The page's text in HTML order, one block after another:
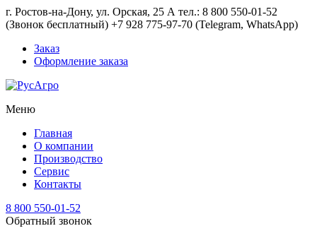
г. Ростов-на-Дону, ул. Орская, 25 А тел.: 8 800 550-01-52
(Звонок бесплатный) +7 928 775-97-70 (Telegram, WhatsApp)
Заказ
Оформление заказа
Меню
Главная
О компании
Производство
Сервис
Контакты
8 800 550-01-52
Обратный звонок